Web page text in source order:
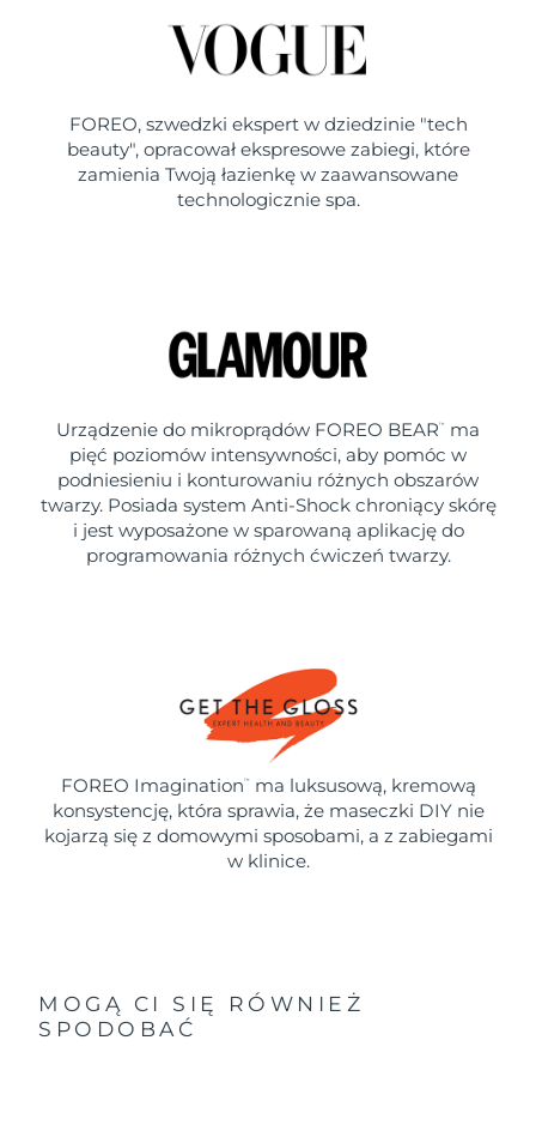
FOREO, szwedzki ekspert w dziedzinie "tech
beauty", opracował ekspresowe zabiegi, które
zamienia Twoją łazienkę w zaawansowane
technologicznie spa.
Urządzenie do mikroprądów FOREO BEAR ™
ma
pięć poziomów intensywności, aby pomóc w
podniesieniu i konturowaniu różnych obszarów
twarzy. Posiada system Anti-Shock chroniący skórę
i jest wyposażone w sparowaną aplikację do
programowania różnych ćwiczeń twarzy.
FOREO Imagination ™
ma luksusową, kremową
konsystencję, która sprawia, że maseczki DIY nie
kojarzą się z domowymi sposobami, a z zabiegami
w klinice.
MOGĄ CI SIĘ RÓWNIEŻ
SPODOBAĆ